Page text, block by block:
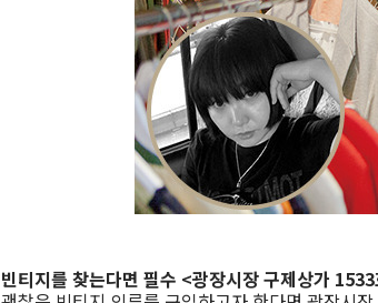
빈티지를 찾는다면 필수 <광장시장 구제상가